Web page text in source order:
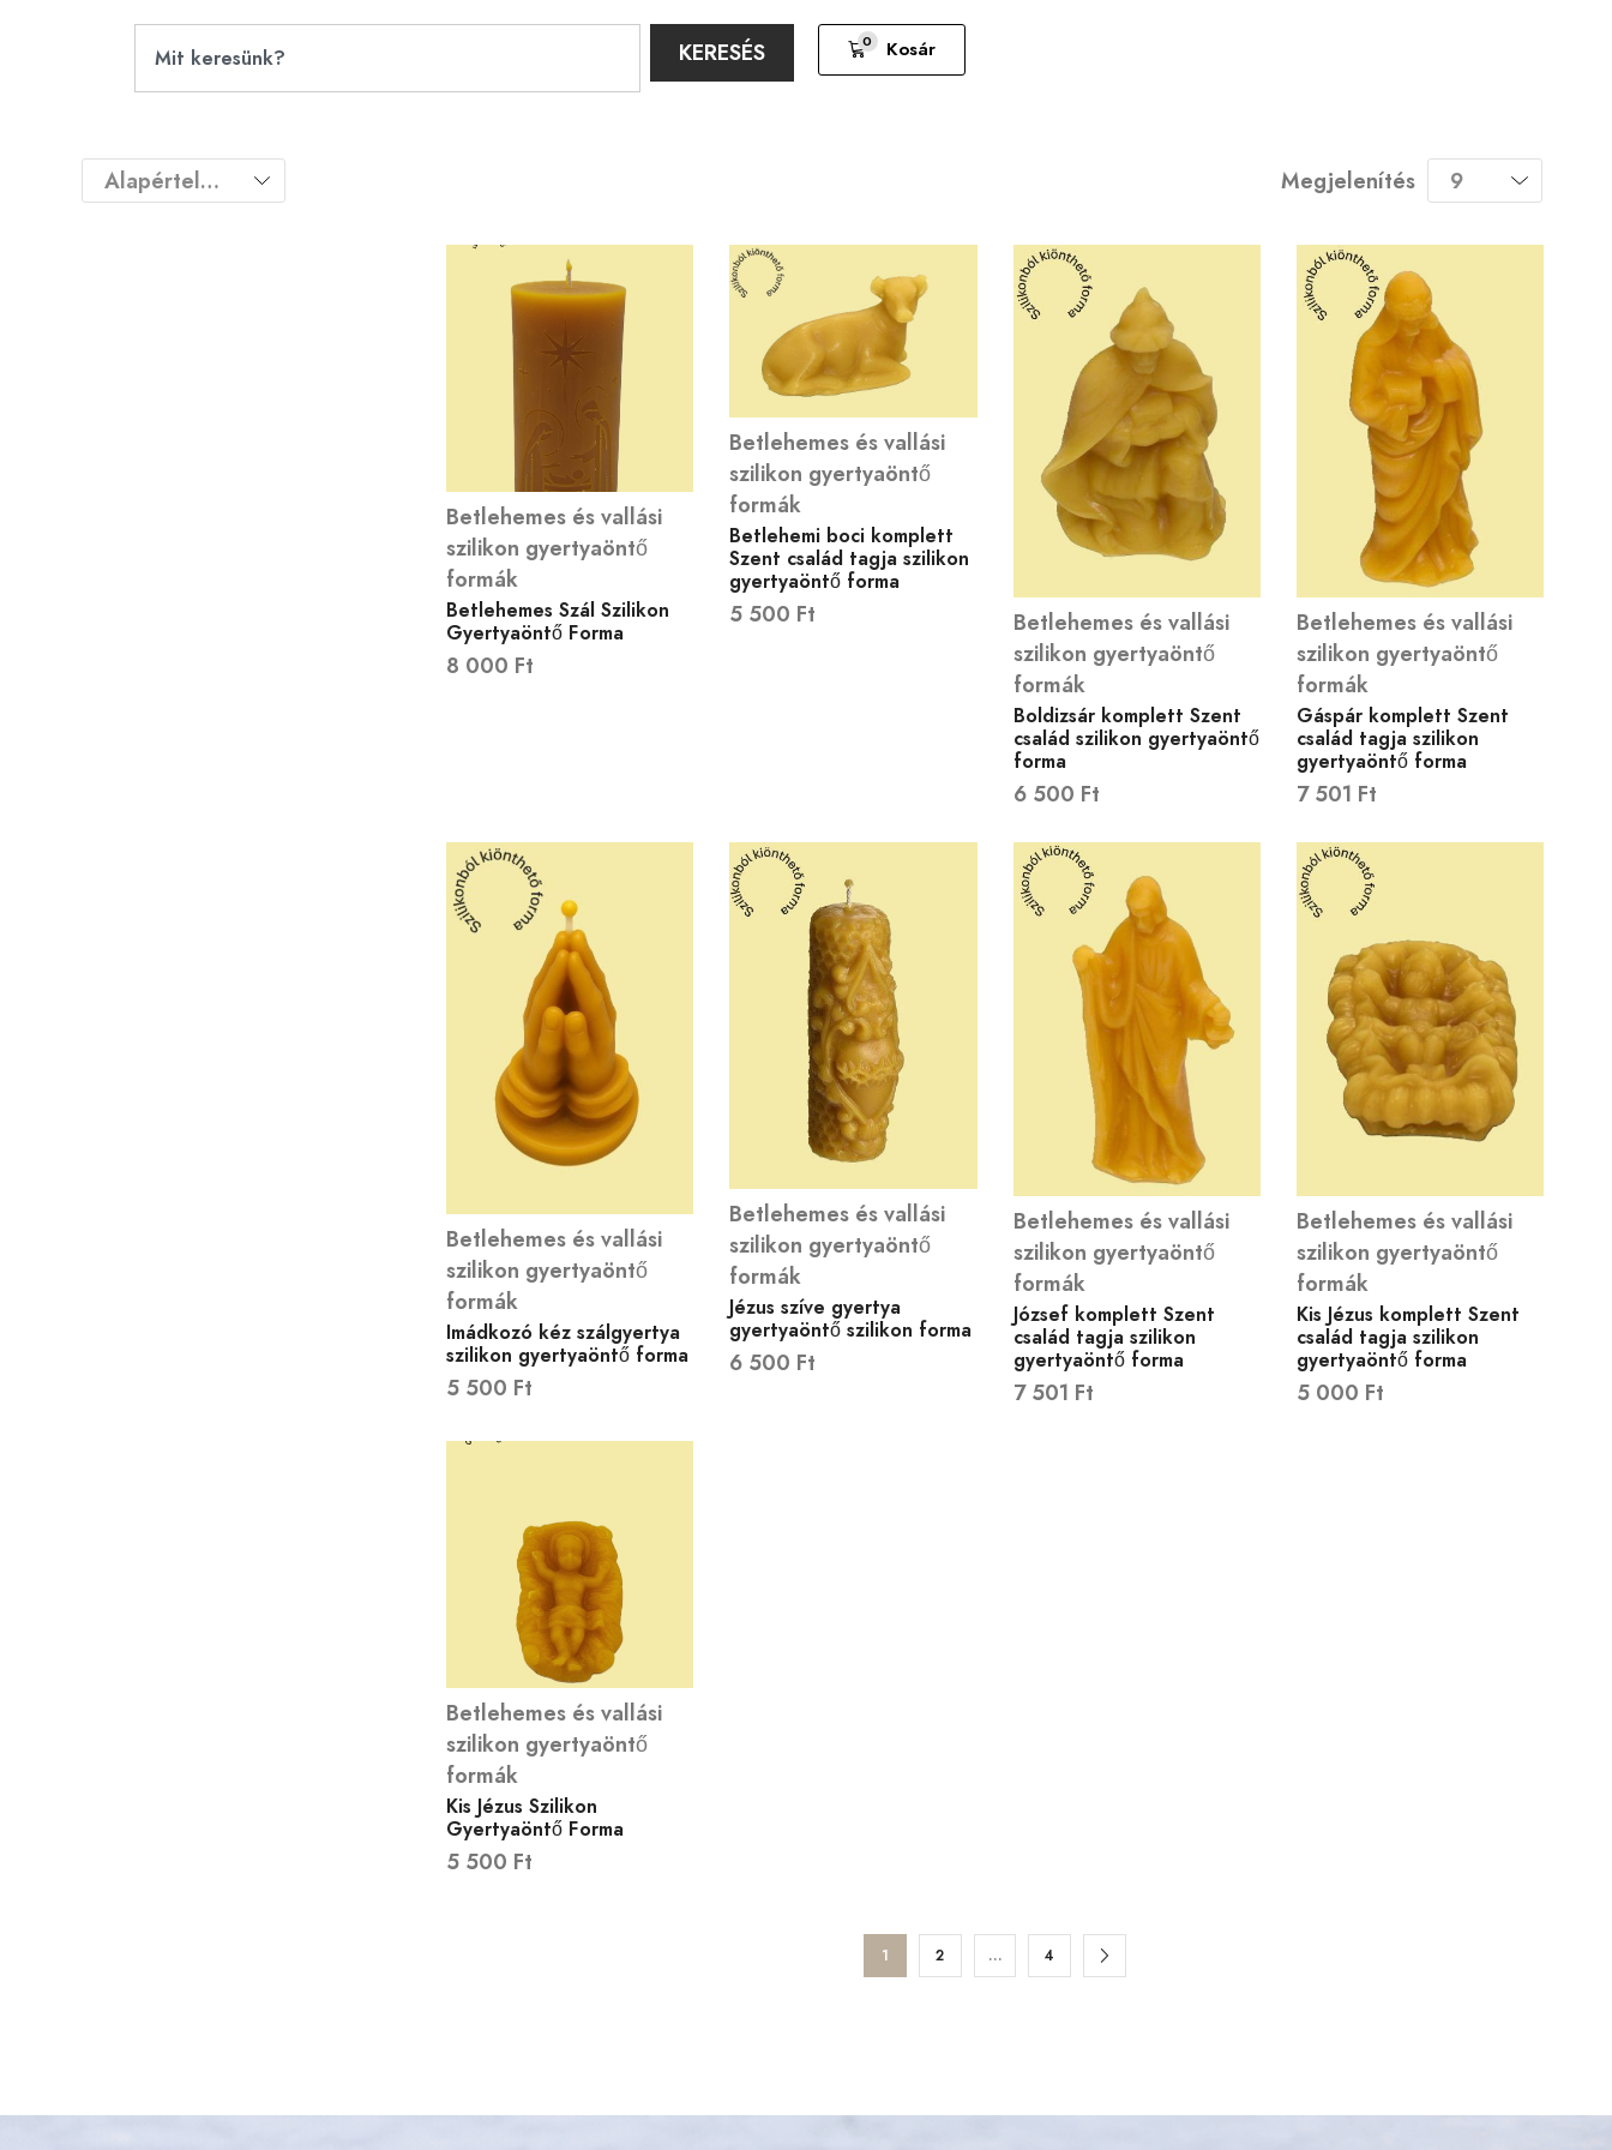
KERESÉS 0 Kosár
Megjelenítés
Betlehemes és vallási
szilikon gyertyaöntő
formák
Betlehemes Szál Szilikon
Gyertyaöntő Forma
8 000 Ft
Betlehemes és vallási
szilikon gyertyaöntő
formák
Betlehemi boci komplett
Szent család tagja szilikon
gyertyaöntő forma
5 500 Ft
Betlehemes és vallási
szilikon gyertyaöntő
formák
Boldizsár komplett Szent
család szilikon gyertyaöntő
forma
6 500 Ft
Betlehemes és vallási
szilikon gyertyaöntő
formák
Gáspár komplett Szent
család tagja szilikon
gyertyaöntő forma
7 501 Ft
Betlehemes és vallási
szilikon gyertyaöntő
formák
Imádkozó kéz szálgyertya
szilikon gyertyaöntő forma
5 500 Ft
Betlehemes és vallási
szilikon gyertyaöntő
formák
Jézus szíve gyertya
gyertyaöntő szilikon forma
6 500 Ft
Betlehemes és vallási
szilikon gyertyaöntő
formák
József komplett Szent
család tagja szilikon
gyertyaöntő forma
7 501 Ft
Betlehemes és vallási
szilikon gyertyaöntő
formák
Kis Jézus komplett Szent
család tagja szilikon
gyertyaöntő forma
5 000 Ft
Betlehemes és vallási
szilikon gyertyaöntő
formák
Kis Jézus Szilikon
Gyertyaöntő Forma
5 500 Ft
1 2 … 4